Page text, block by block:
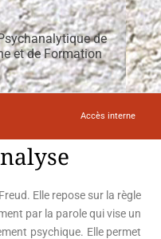
de
et de Formation
Accès interne
Elle repose sur la règle
par la parole qui vise un
psychique. Elle permet